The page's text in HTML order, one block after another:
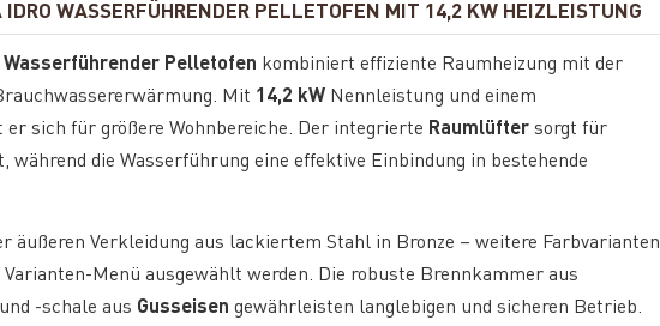
WASSERFÜHRENDER PELLETOFEN MIT 14,2 KW HEIZLEISTUNG
Wasserführender Pelletofen kombiniert effiziente Raumheizung mit der
Mit 14,2 kW Nennleistung und einem
er sich für größere Wohnbereiche. Der integrierte Raumlüfter sorgt für
die Wasserführung eine effektive Einbindung in bestehende
äußeren Verkleidung aus lackiertem Stahl in Bronze – weitere Farbvarianten
Menü ausgewählt werden. Die robuste Brennkammer aus
-schale aus Gusseisen gewährleisten langlebigen und sicheren Betrieb.